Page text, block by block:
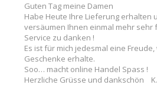
Guten Tag meine Damen
Habe Heute Ihre Lieferung erhalten
versäumen Ihnen einmal mehr sehr
Service zu danken !
Es ist für mich jedesmal eine
Geschenke erhalte.
Soo… macht online Handel Spass !
Herzliche Grüsse und dankschön